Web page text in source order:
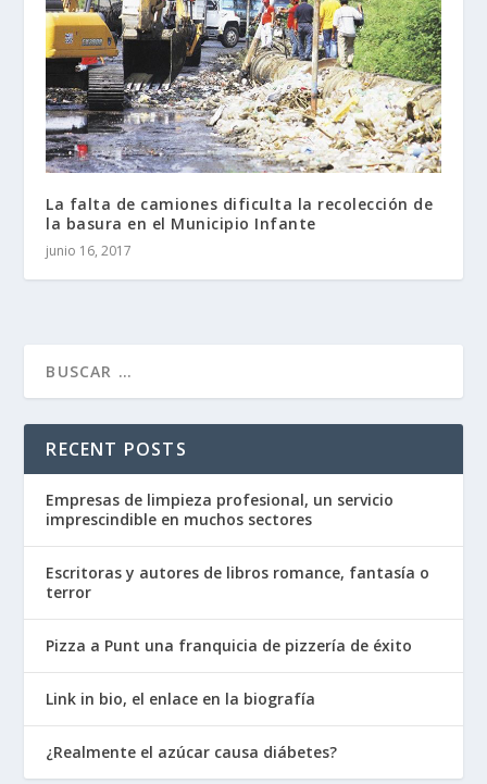
La falta de camiones dificulta la recolección de
la basura en el Municipio Infante
junio 16, 2017
RECENT POSTS
Empresas de limpieza profesional, un servicio
imprescindible en muchos sectores
Escritoras y autores de libros romance, fantasía o
terror
Pizza a Punt una franquicia de pizzería de éxito
Link in bio, el enlace en la biografía
¿Realmente el azúcar causa diábetes?